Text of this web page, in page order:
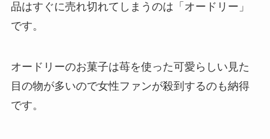
品はすぐに売れ切れてしまうのは「オードリー」
です。
オードリーのお菓子は苺を使った可愛らしい見た
目の物が多いので女性ファンが殺到するのも納得
です。